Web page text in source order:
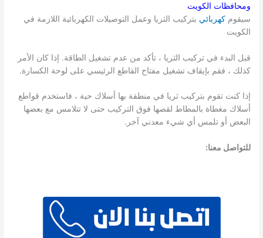
ومحافظات الكويت
سيقومكهربائي بتركيب الثريا وعمل التوصيلات الكهربائية اللازمة في
الكويت
قبل البدء في تركيب الثريا ، تأكد من عدم تشغيل الطاقة. إذا كان الأمر
كذلك ، فقم بإيقاف تشغيل مفتاح القاطع الرئيسي على لوحة الكسارة.
إذا كنت تقوم بتركيب ثريا في منطقة بها أسلاك حية ، فاستخدم قواطع
أسلاك مغطاة بالمطاط لقصها فوق التركيب حتى لا تتلامس مع بعضها
البعض أو تلمس أي شيء معدني آخر.
للتواصل معنا: